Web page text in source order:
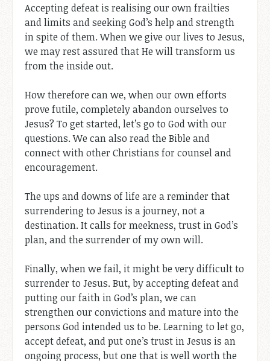
Accepting defeat is realising our own frailties
and limits and seeking God’s help and strength
in spite of them. When we give our lives to Jesus,
we may rest assured that He will transform us
from the inside out.
How therefore can we, when our own efforts
prove futile, completely abandon ourselves to
Jesus? To get started, let’s go to God with our
questions. We can also read the Bible and
connect with other Christians for counsel and
encouragement.
The ups and downs of life are a reminder that
surrendering to Jesus is a journey, not a
destination. It calls for meekness, trust in God’s
plan, and the surrender of my own will.
Finally, when we fail, it might be very difficult to
surrender to Jesus. But, by accepting defeat and
putting our faith in God’s plan, we can
strengthen our convictions and mature into the
persons God intended us to be. Learning to let go,
accept defeat, and put one’s trust in Jesus is an
ongoing process, but one that is well worth the